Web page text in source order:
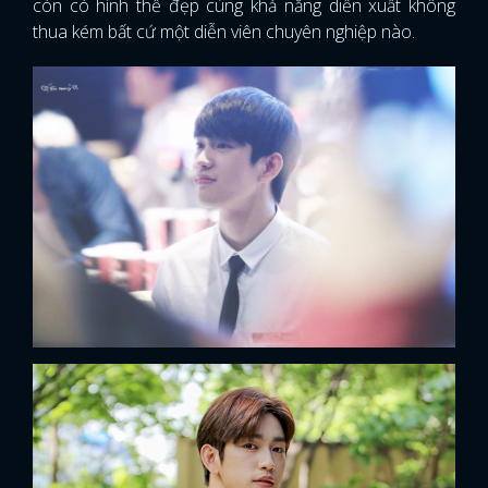
còn có hình thể đẹp cùng khả năng diễn xuất không
thua kém bất cứ một diễn viên chuyên nghiệp nào.